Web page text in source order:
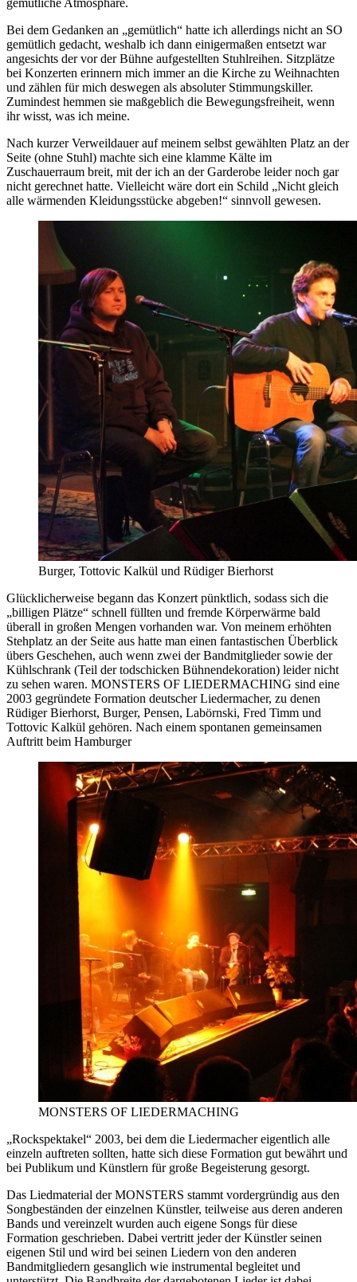
Bei dem Gedanken an „gemütlich“ hatte ich allerdings nicht an SO
gemütlich gedacht, weshalb ich dann einigermaßen entsetzt war
angesichts der vor der Bühne aufgestellten Stuhlreihen. Sitzplätze
bei Konzerten erinnern mich immer an die Kirche zu Weihnachten
und zählen für mich deswegen als absoluter Stimmungskiller.
Zumindest hemmen sie maßgeblich die Bewegungsfreiheit, wenn
ihr wisst, was ich meine.
Nach kurzer Verweildauer auf meinem selbst gewählten Platz an der
Seite (ohne Stuhl) machte sich eine klamme Kälte im
Zuschauerraum breit, mit der ich an der Garderobe leider noch gar
nicht gerechnet hatte. Vielleicht wäre dort ein Schild „Nicht gleich
alle wärmenden Kleidungsstücke abgeben!“ sinnvoll gewesen.
Burger, Tottovic Kalkül und Rüdiger Bierhorst
Glücklicherweise begann das Konzert pünktlich, sodass sich die
„billigen Plätze“ schnell füllten und fremde Körperwärme bald
überall in großen Mengen vorhanden war. Von meinem erhöhten
Stehplatz an der Seite aus hatte man einen fantastischen Überblick
übers Geschehen, auch wenn zwei der Bandmitglieder sowie der
Kühlschrank (Teil der todschicken Bühnendekoration) leider nicht
zu sehen waren. MONSTERS OF LIEDERMACHING sind eine
2003 gegründete Formation deutscher Liedermacher, zu denen
Rüdiger Bierhorst, Burger, Pensen, Labörnski, Fred Timm und
Tottovic Kalkül gehören. Nach einem spontanen gemeinsamen
Auftritt beim Hamburger
MONSTERS OF LIEDERMACHING
„Rockspektakel“ 2003, bei dem die Liedermacher eigentlich alle
einzeln auftreten sollten, hatte sich diese Formation gut bewährt und
bei Publikum und Künstlern für große Begeisterung gesorgt.
Das Liedmaterial der MONSTERS stammt vordergründig aus den
Songbeständen der einzelnen Künstler, teilweise aus deren anderen
Bands und vereinzelt wurden auch eigene Songs für diese
Formation geschrieben. Dabei vertritt jeder der Künstler seinen
eigenen Stil und wird bei seinen Liedern von den anderen
Bandmitgliedern gesanglich wie instrumental begleitet und